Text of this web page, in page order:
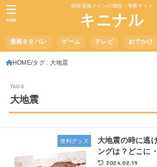
韓国漫画メインの感想・考察サイト
キニナル
漫画ネタバレ ゲーム テレビ おでかけ
MENU
HOME タグ : 大地震
大地震
便利グッズ
大地震の時に逃
ングは？どこに
2024.02.19